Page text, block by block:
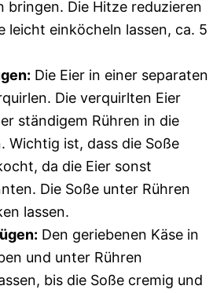
bringen. Die Hitze reduzieren
leicht einköcheln lassen, ca. 5
Die Eier in einer separaten
Die verquirlten Eier
ständigem Rühren in die
Wichtig ist, dass die Soße
da die Eier sonst
Die Soße unter Rühren
lassen.
Den geriebenen Käse in
und unter Rühren
bis die Soße cremig und